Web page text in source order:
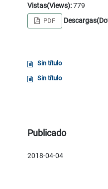
Vistas(Views):779
PDF
Sin título
Sin título
Publicado
2018-04-04